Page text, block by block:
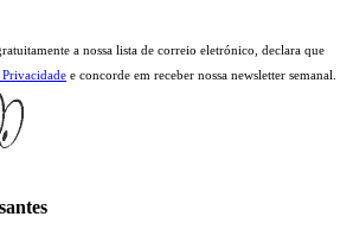
a nossa lista de correio eletrónico, declara que
e concorde em receber nossa newsletter semanal.